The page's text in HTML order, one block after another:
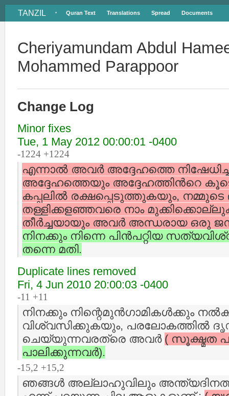
TANZIL • Quran Text Translations Spread Documents
Cheriyamundam Abdul
Mohammed Parappoor
Change Log
Minor fixes
Tue, 1 May 2012 00:00:01 -0400
-1224 +1224
എന്നാല്‍ അവര്‍ അദ്ദേഹത്തെ
അദ്ദേഹത്തെയും അദ്ദേഹത്തിന്‍റെ
കപ്പലില്‍ രക്ഷപ്പെടുത്തുകയും, നമ്മുടെ
തള്ളിക്കളഞ്ഞവരെ നാം
തീര്‍ച്ചയായും അവര്‍ അന്ധരായ ഒരു
നിനക്കും നിന്നെ പിന്‍പറ്റിയ
തന്നെ മതി.
Duplicate lines removed
Fri, 4 Jun 2010 20:00:03 -0400
-11 +11
നിനക്കും നിന്റെമുന്‍ഗാമികള്‍ക്കും
വിശ്വസിക്കുകയും, പരലോകത്തില്‍
ചെയ്യുന്നവരത്രെ അവര്‍ ( സൂക്ഷ്മത
പാലിക്കുന്നവര്‍).
-15,2 +15,2
ഞങ്ങള്‍ അല്ലാഹുവിലും